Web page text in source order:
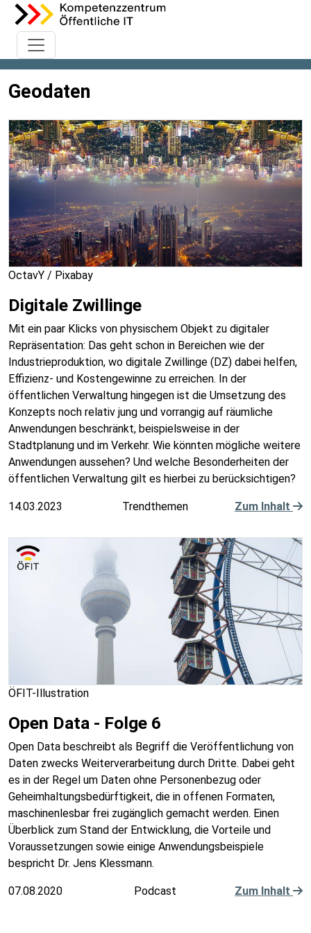
Geodaten
OctavY / Pixabay
Digitale Zwillinge
Mit ein paar Klicks von physischem Objekt zu digitaler
Repräsentation: Das geht schon in Bereichen wie der
Industrieproduktion, wo digitale Zwillinge (DZ) dabei helfen,
Effizienz- und Kostengewinne zu erreichen. In der
öffentlichen Verwaltung hingegen ist die Umsetzung des
Konzepts noch relativ jung und vorrangig auf räumliche
Anwendungen beschränkt, beispielsweise in der
Stadtplanung und im Verkehr. Wie könnten mögliche weitere
Anwendungen aussehen? Und welche Besonderheiten der
öffentlichen Verwaltung gilt es hierbei zu berücksichtigen?
14.03.2023 Trendthemen Zum Inhalt
ÖFIT-Illustration
Open Data - Folge 6
Open Data beschreibt als Begriff die Veröffentlichung von
Daten zwecks Weiterverarbeitung durch Dritte. Dabei geht
es in der Regel um Daten ohne Personenbezug oder
Geheimhaltungsbedürftigkeit, die in offenen Formaten,
maschinenlesbar frei zugänglich gemacht werden. Einen
Überblick zum Stand der Entwicklung, die Vorteile und
Voraussetzungen sowie einige Anwendungsbeispiele
bespricht Dr. Jens Klessmann.
07.08.2020 Podcast Zum Inhalt